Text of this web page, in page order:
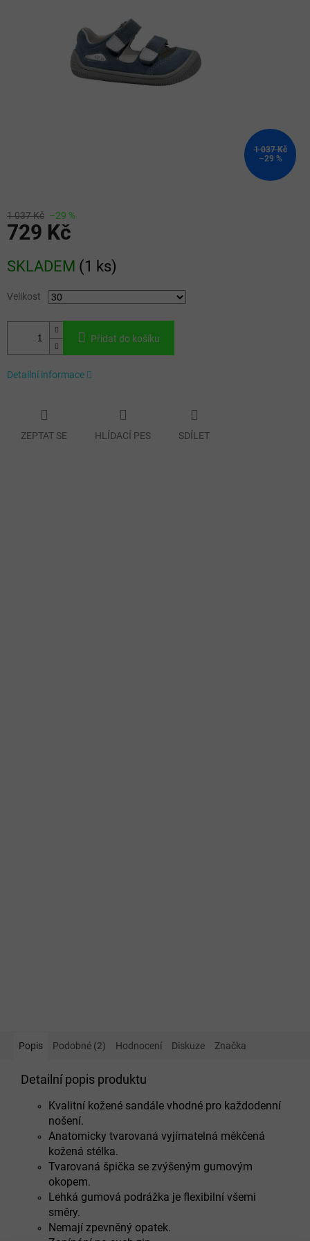
hvězdiček.
1 037 Kč
–29 %
1 037 Kč –29 %
729 Kč
cena:
SKLADEM (1 ks)
Velikost
Přidat do košíku
Detailní informace
ZEPTAT SE HLÍDACÍ PES SDÍLET
Popis Podobné (2) Hodnocení Diskuze Značka
Detailní popis produktu
Kvalitní kožené sandále vhodné pro každodenní
nošení.
Anatomicky tvarovaná vyjímatelná měkčená
kožená stélka.
Tvarovaná špička se zvýšeným gumovým
okopem.
Lehká gumová podrážka je flexibilní všemi
směry.
Nemají zpevněný opatek.